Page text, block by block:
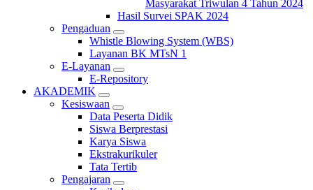
Masyarakat Triwulan 4 Tahun 2024
Hasil Survei SPAK 2024
Pengaduan
Whistle Blowing System (WBS)
Layanan BK MTsN 1
E-Layanan
E-Repository
AKADEMIK
Kesiswaan
Data Peserta Didik
Siswa Berprestasi
Karya Siswa
Ekstrakurikuler
Tata Tertib
Pengajaran